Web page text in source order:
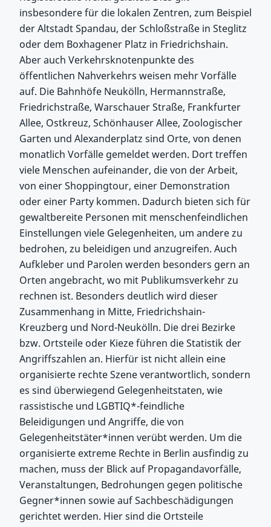
insbesondere für die lokalen Zentren, zum Beispiel
der Altstadt Spandau, der Schloßstraße in Steglitz
oder dem Boxhagener Platz in Friedrichshain.
Aber auch Verkehrsknotenpunkte des
öffentlichen Nahverkehrs weisen mehr Vorfälle
auf. Die Bahnhöfe Neukölln, Hermannstraße,
Friedrichstraße, Warschauer Straße, Frankfurter
Allee, Ostkreuz, Schönhauser Allee, Zoologischer
Garten und Alexanderplatz sind Orte, von denen
monatlich Vorfälle gemeldet werden. Dort treffen
viele Menschen aufeinander, die von der Arbeit,
von einer Shoppingtour, einer Demonstration
oder einer Party kommen. Dadurch bieten sich für
gewaltbereite Personen mit menschenfeindlichen
Einstellungen viele Gelegenheiten, um andere zu
bedrohen, zu beleidigen und anzugreifen. Auch
Aufkleber und Parolen werden besonders gern an
Orten angebracht, wo mit Publikumsverkehr zu
rechnen ist. Besonders deutlich wird dieser
Zusammenhang in Mitte, Friedrichshain-
Kreuzberg und Nord-Neukölln. Die drei Bezirke
bzw. Ortsteile oder Kieze führen die Statistik der
Angriffszahlen an. Hierfür ist nicht allein eine
organisierte rechte Szene verantwortlich, sondern
es sind überwiegend Gelegenheitstaten, wie
rassistische und LGBTIQ*-feindliche
Beleidigungen und Angriffe, die von
Gelegenheitstäter*innen verübt werden. Um die
organisierte extreme Rechte in Berlin ausfindig zu
machen, muss der Blick auf Propagandavorfälle,
Veranstaltungen, Bedrohungen gegen politische
Gegner*innen sowie auf Sachbeschädigungen
gerichtet werden. Hier sind die Ortsteile